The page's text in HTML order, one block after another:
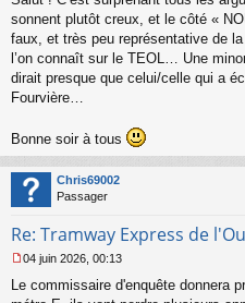
s
s
g
e
n
l
u
sonnent plutôt creux, et le côté «
faux, et très peu représentative de
l’on connaît sur le TEOL… Une
dirait presque que celui/celle qui a
Fourvière…
Bonne soir à tous
Chris69002
Passager
Re: Tramway Express de
e
04 juin 2026, 00:13
Le commissaire d'enquête donnera